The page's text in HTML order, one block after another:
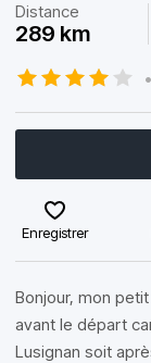
Distance
289 km
•
Enregistrer
Bonjour, mon
avant le départ
Lusignan soit